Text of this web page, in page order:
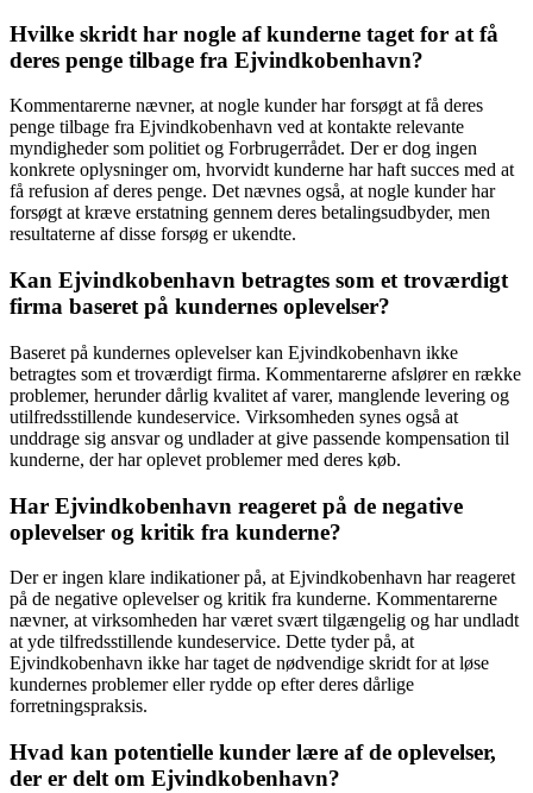
Hvilke skridt har nogle af kunderne taget for at få
deres penge tilbage fra Ejvindkobenhavn?
Kommentarerne nævner, at nogle kunder har forsøgt at få deres
penge tilbage fra Ejvindkobenhavn ved at kontakte relevante
myndigheder som politiet og Forbrugerrådet. Der er dog ingen
konkrete oplysninger om, hvorvidt kunderne har haft succes med at
få refusion af deres penge. Det nævnes også, at nogle kunder har
forsøgt at kræve erstatning gennem deres betalingsudbyder, men
resultaterne af disse forsøg er ukendte.
Kan Ejvindkobenhavn betragtes som et troværdigt
firma baseret på kundernes oplevelser?
Baseret på kundernes oplevelser kan Ejvindkobenhavn ikke
betragtes som et troværdigt firma. Kommentarerne afslører en række
problemer, herunder dårlig kvalitet af varer, manglende levering og
utilfredsstillende kundeservice. Virksomheden synes også at
unddrage sig ansvar og undlader at give passende kompensation til
kunderne, der har oplevet problemer med deres køb.
Har Ejvindkobenhavn reageret på de negative
oplevelser og kritik fra kunderne?
Der er ingen klare indikationer på, at Ejvindkobenhavn har reageret
på de negative oplevelser og kritik fra kunderne. Kommentarerne
nævner, at virksomheden har været svært tilgængelig og har undladt
at yde tilfredsstillende kundeservice. Dette tyder på, at
Ejvindkobenhavn ikke har taget de nødvendige skridt for at løse
kundernes problemer eller rydde op efter deres dårlige
forretningspraksis.
Hvad kan potentielle kunder lære af de oplevelser,
der er delt om Ejvindkobenhavn?